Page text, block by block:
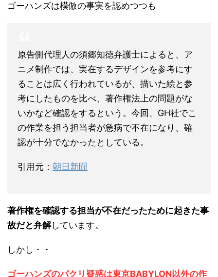
ゴーハンズは模倣の事実を認めつつも
原告側代理人の須郷知徳弁護士によると、ア
ニメ制作では、実在するデザインを参考にす
ることは広く行われているが、描いた絵と参
考にしたものを比べ、著作権法上の問題がな
いかなど確認をするという。今回、GH社でこ
の作業を担う担当者が急病で不在になり、確
認が十分でなかったとしている。
引用元： 朝日新聞
著作権を確認する担当が不在だったために起きた事
故だと弁解しています。
しかし・・
ゴーハンズのパクリ疑惑は東京BABYLON以外の作